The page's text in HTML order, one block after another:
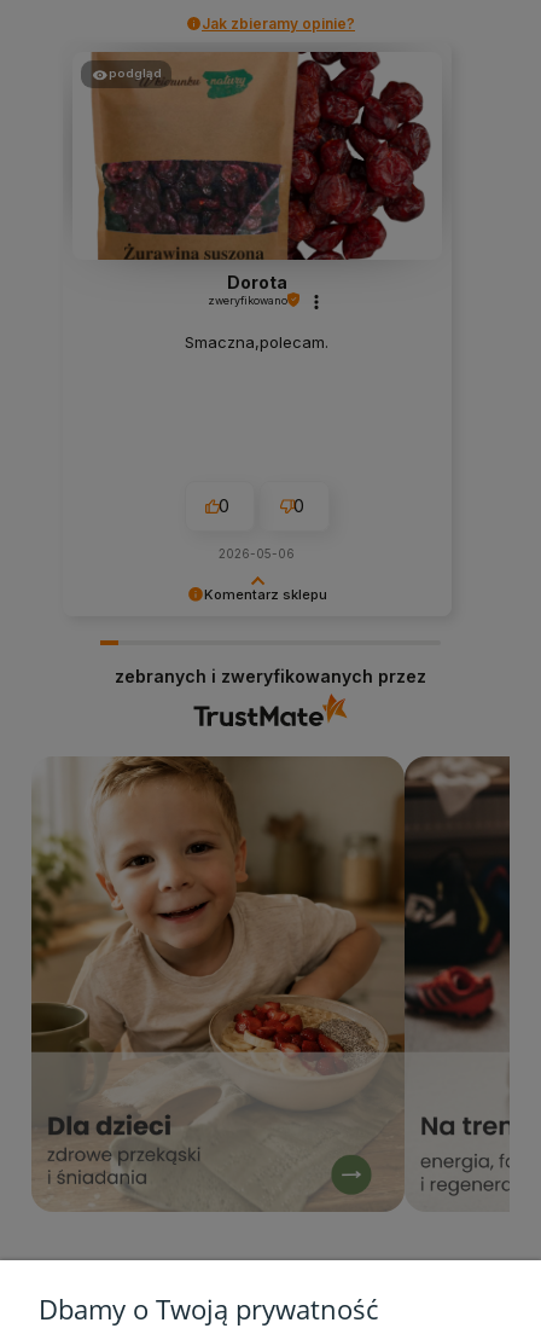
Jak zbieramy opinie?
Komentarz sklepu
internetowego stacjabio.pl
podgląd
Dorota
zweryfikowano
Smaczna,polecam.
0 0
2026-05-06
zebranych i zweryfikowanych przez
Dbamy o Twoją prywatność